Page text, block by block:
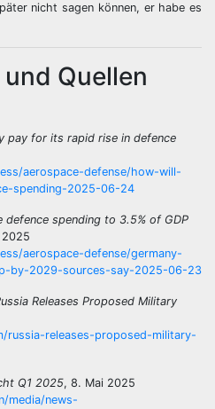
nicht sagen können, er habe es
Quellen
pay for its rapid rise in defence
aerospace-defense/how-will-
spending-2025-06-24
defence spending to 3.5% of GDP
aerospace-defense/germany-
by-2029-sources-say-2025-06-23
Releases Proposed Military
releases-proposed-military-
Q1 2025, 8. Mai 2025
media/news-